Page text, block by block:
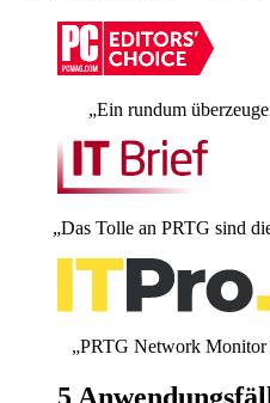
„Ein rundum
„Das Tolle an PRTG sind
„PRTG Network Monitor